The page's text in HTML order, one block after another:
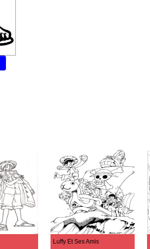
Luffy Et Ses Amis